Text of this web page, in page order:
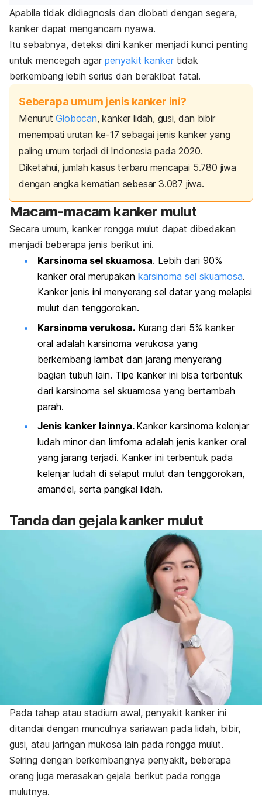
Apabila tidak didiagnosis dan diobati dengan segera,
kanker dapat mengancam nyawa.
Itu sebabnya, deteksi dini kanker menjadi kunci penting
untuk mencegah agar penyakit kanker tidak
berkembang lebih serius dan berakibat fatal.
Seberapa umum jenis kanker ini?
MenurutGlobocan, kanker lidah, gusi, dan bibir
menempati urutan ke-17 sebagai jenis kanker yang
paling umum terjadi di Indonesia pada 2020.
Diketahui, jumlah kasus terbaru mencapai 5.780 jiwa
dengan angka kematian sebesar 3.087 jiwa.
Macam-macam kanker mulut
Secara umum, kanker rongga mulut dapat dibedakan
menjadi beberapa jenis berikut ini.
Karsinoma sel skuamosa. Lebih dari 90%
kanker oral merupakan karsinoma sel skuamosa.
Kanker jenis ini menyerang sel datar yang melapisi
mulut dan tenggorokan.
Karsinoma verukosa. Kurang dari 5% kanker
oral adalah karsinoma verukosa yang
berkembang lambat dan jarang menyerang
bagian tubuh lain. Tipe kanker ini bisa terbentuk
dari karsinoma sel skuamosa yang bertambah
parah.
Jenis kanker lainnya. Kanker karsinoma kelenjar
ludah minor dan limfoma adalah jenis kanker oral
yang jarang terjadi. Kanker ini terbentuk pada
kelenjar ludah di selaput mulut dan tenggorokan,
amandel, serta pangkal lidah.
Tanda dan gejala kanker mulut
Pada tahap atau stadium awal, penyakit kanker ini
ditandai dengan munculnya sariawan pada lidah, bibir,
gusi, atau jaringan mukosa lain pada rongga mulut.
Seiring dengan berkembangnya penyakit, beberapa
orang juga merasakan gejala berikut pada rongga
mulutnya.